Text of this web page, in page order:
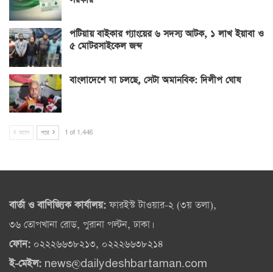
পটিয়ায় বাইকার গ্যাংয়ের ৬ সদস্য আটক, ১ লাখ ইয়াবা ও
৫ মোটরসাইকেল জব্দ
বাংলাদেশে যা চলছে, সেটা অমানবিক: দিলীপ ঘোষ
আগে পরে 1 of 1,446
বার্তা ও বাণিজ্যিক কার্যালয়:ফারইস্ট টাওয়ার-২ (৩য় তলা),
৩৬ তোপখানা রোড, পুরানা পল্টন, ঢাকা।
ফোন: ০২২২৬৬৩৮২১৩, ০২২২৬৬৩৮২১৪
ই-মেইল: news@dailydeshbartaman.com